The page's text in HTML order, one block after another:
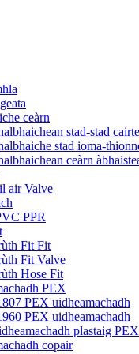
ceàrn
stad-stad
stad ioma-
ceàrn
air Valve
PPR
Fit Fit
Fit Valve
Hose Fit
PEX
PEX uidheamachadh
PEX uidheamachadh
plastaig
copair